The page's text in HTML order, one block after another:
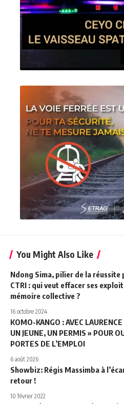
You Might Also Like
Ndong Sima, pilier de la réussite
CTRI : qui veut effacer ses
mémoire collective ?
16 octobre 2024
KOMO-KANGO : AVEC
UN JEUNE, UN PERMIS » POUR
PORTES DE L’EMPLOI
6 août 2026
Showbiz: Régis Massimba à
retour !
10 février 2022